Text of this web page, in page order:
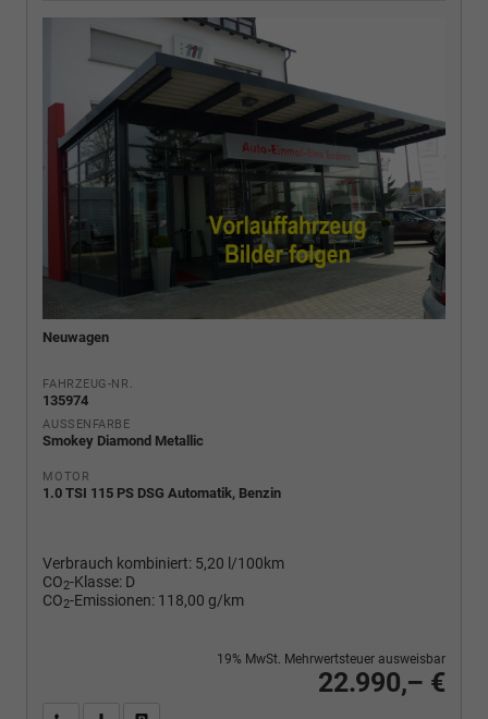
Neuwagen
FAHRZEUG-NR.
135974
AUSSENFARBE
Smokey Diamond Metallic
MOTOR
1.0 TSI 115 PS DSG Automatik, Benzin
Verbrauch kombiniert: 5,20 l/100km
CO2-Klasse: D
CO2-Emissionen: 118,00 g/km
22.990,– €
19% MwSt. Mehrwertsteuer ausweisbar